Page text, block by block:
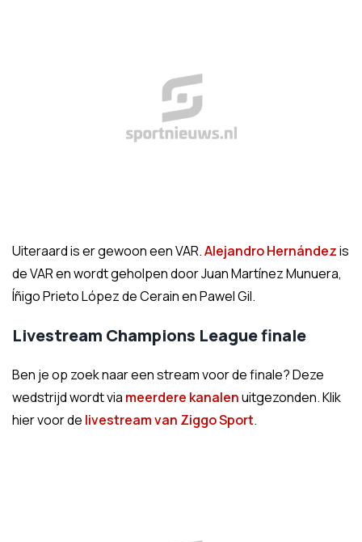
Uiteraard is er gewoon een VAR.Alejandro Hernándezis
de VAR en wordt geholpen door Juan Martínez Munuera,
Íñigo Prieto López de Cerain en Pawel Gil.
Livestream Champions League finale
Ben je op zoek naar een stream voor de finale? Deze
wedstrijd wordt via meerdere kanalenuitgezonden. Klik
hier voor de livestream van Ziggo Sport.